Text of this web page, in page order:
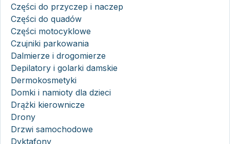
Części do przyczep i naczep
Części do quadów
Części motocyklowe
Czujniki parkowania
Dalmierze i drogomierze
Depilatory i golarki damskie
Dermokosmetyki
Domki i namioty dla dzieci
Drążki kierownicze
Drony
Drzwi samochodowe
Dyktafony